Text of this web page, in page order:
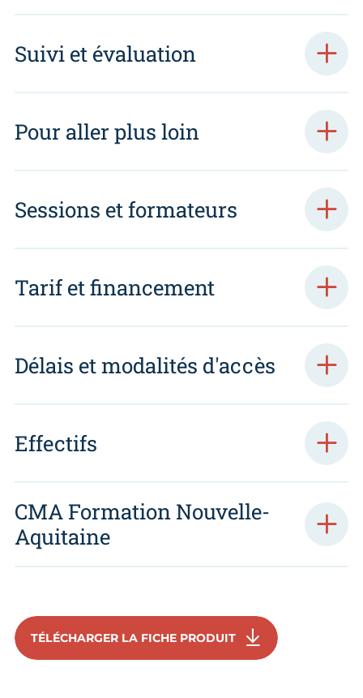
Suivi et évaluation
Pour aller plus loin
Sessions et formateurs
Tarif et financement
Délais et modalités d'accès
Effectifs
CMA Formation Nouvelle-
Aquitaine
TÉLÉCHARGER LA FICHE PRODUIT